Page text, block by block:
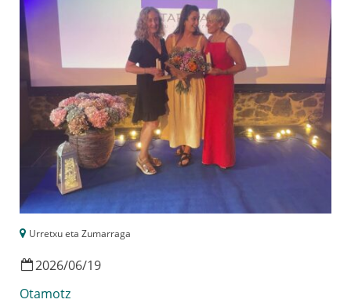
Urretxu eta Zumarraga
2026/06/19
Otamotz